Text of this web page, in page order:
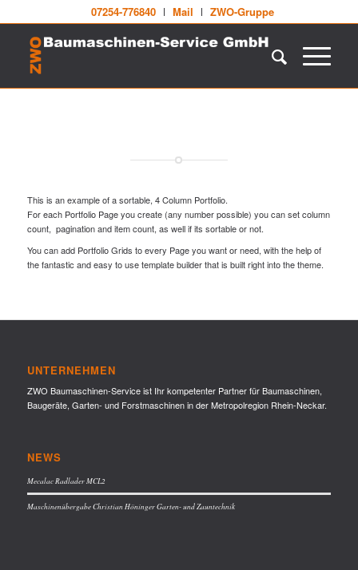
07254-776840 Mail ZWO-Gruppe
This is an example of a sortable, 4 Column Portfolio.
For each Portfolio Page you create (any number possible) you can set column
count, pagination and item count, as well if its sortable or not.
You can add Portfolio Grids to every Page you want or need, with the help of
the fantastic and easy to use template builder that is built right into the theme.
UNTERNEHMEN
ZWO Baumaschinen-Service ist Ihr kompetenter Partner für Baumaschinen,
Baugeräte, Garten- und Forstmaschinen in der Metropolregion Rhein-Neckar.
NEWS
Mecalac Radlader MCL2
Maschinenübergabe Christian Höninger Garten- und Zauntechnik